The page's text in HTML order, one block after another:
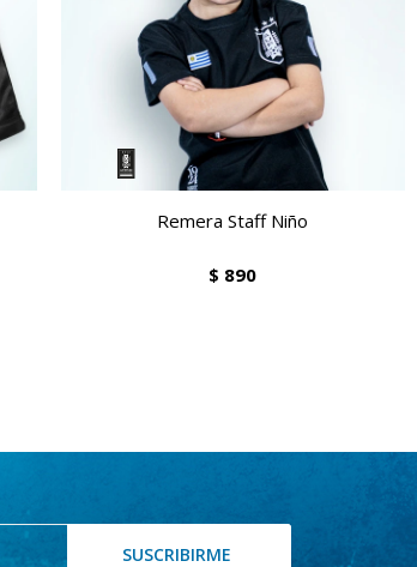
Remera Staff Niño
$ 890
SUSCRIBIRME